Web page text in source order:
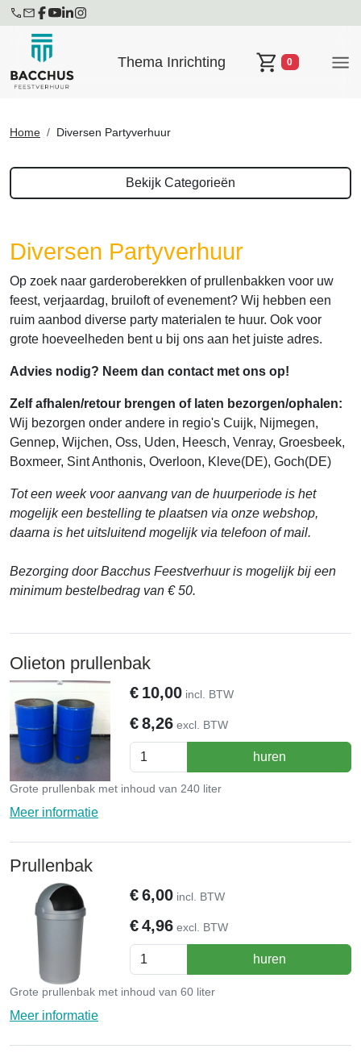
Thema Inrichting
Winkelwagen
0
Home Diversen Partyverhuur
Bekijk Categorieën
Diversen Partyverhuur
Op zoek naar garderoberekken of prullenbakken voor uw
feest, verjaardag, bruiloft of evenement? Wij hebben een
ruim aanbod diverse party materialen te huur. Ook voor
grote hoeveelheden bent u bij ons aan het juiste adres.
Advies nodig? Neem dan contact met ons op!
Zelf afhalen/retour brengen of laten bezorgen/ophalen:
Wij bezorgen onder andere in regio's Cuijk, Nijmegen,
Gennep, Wijchen, Oss, Uden, Heesch, Venray, Groesbeek,
Boxmeer, Sint Anthonis, Overloon, Kleve(DE), Goch(DE)
Tot een week voor aanvang van de huurperiode is het
mogelijk een bestelling te plaatsen via onze webshop,
daarna is het uitsluitend mogelijk via telefoon of mail.
Bezorging door Bacchus Feestverhuur is mogelijk bij een
minimum bestelbedrag van € 50.
Olieton prullenbak
€ 10,00 incl. BTW
€8,26 excl. BTW
huren
Grote prullenbak met inhoud van 240 liter
Meer informatie
Prullenbak
€6,00 incl. BTW
€4,96 excl. BTW
huren
Grote prullenbak met inhoud van 60 liter
Meer informatie